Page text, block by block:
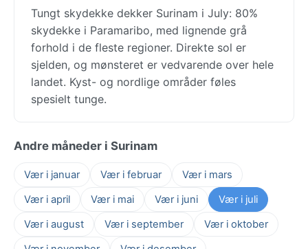
Tungt skydekke dekker Surinam i July: 80%
skydekke i Paramaribo, med lignende grå
forhold i de fleste regioner. Direkte sol er
sjelden, og mønsteret er vedvarende over hele
landet. Kyst- og nordlige områder føles
spesielt tunge.
Andre måneder i Surinam
Vær i januar Vær i februar
Vær i mars
Vær i april
Vær i mai Vær i juni
Vær i juli
Vær i august
Vær i september
Vær i oktober